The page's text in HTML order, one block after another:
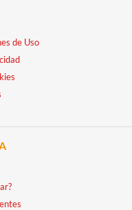
de Uso